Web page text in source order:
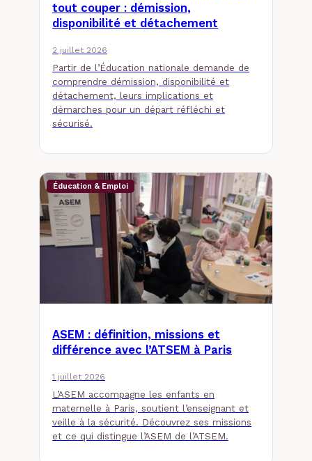
tout couper : démission,
disponibilité et détachement
2 juillet 2026
Partir de l’Éducation nationale demande de
comprendre démission, disponibilité et
détachement, leurs implications et
démarches pour un départ réfléchi et
sécurisé.
Éducation & Emploi
ASEM : définition, missions et
différence avec l’ATSEM à Paris
1 juillet 2026
L’ASEM accompagne les enfants en
maternelle à Paris, soutient l’enseignant et
veille à la sécurité. Découvrez ses missions
et ce qui distingue l’ASEM de l’ATSEM.